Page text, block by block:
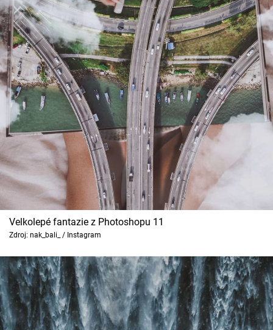
Velkolepé fantazie z Photoshopu 11
Zdroj: nak_bali_ / Instagram